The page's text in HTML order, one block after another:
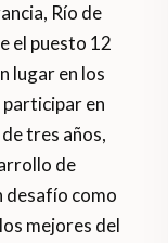
Río de
el puesto 12
lugar en los
en
tres años,
de
desafío como
mejores del